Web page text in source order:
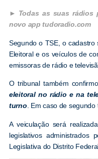
Todas as suas rádios
novo app tudoradio.com
Segundo o TSE, o cadastro
Eleitoral e os veículos de
emissoras de rádio e
O tribunal também
eleitoral no rádio e na
turno . Em caso de
A veiculação será
legislativos administrados
Legislativa do Distrito